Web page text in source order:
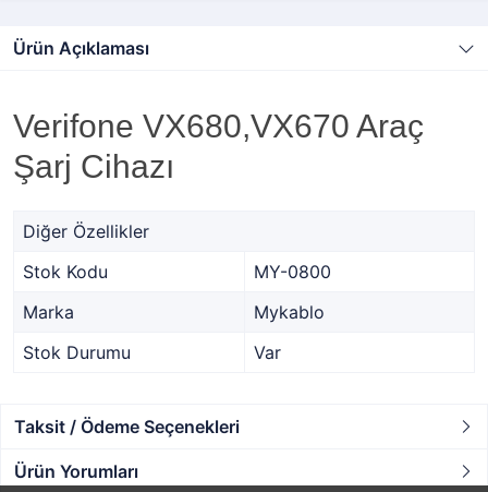
Ürün Açıklaması
Verifone VX680,VX670 Araç
Şarj Cihazı
Diğer Özellikler
Stok Kodu
MY-0800
Marka
Mykablo
Stok Durumu
Var
Taksit / Ödeme Seçenekleri
Ürün Yorumları